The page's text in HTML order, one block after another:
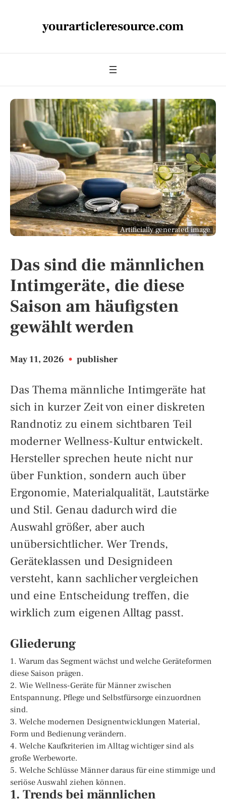
yourarticleresource.com
Artificially generated image
Das sind die männlichen
Intimgeräte, die diese
Saison am häufigsten
gewählt werden
May 11, 2026 • publisher
Das Thema männliche Intimgeräte hat
sich in kurzer Zeit von einer diskreten
Randnotiz zu einem sichtbaren Teil
moderner Wellness-Kultur entwickelt.
Hersteller sprechen heute nicht nur
über Funktion, sondern auch über
Ergonomie, Materialqualität, Lautstärke
und Stil. Genau dadurch wird die
Auswahl größer, aber auch
unübersichtlicher. Wer Trends,
Geräteklassen und Designideen
versteht, kann sachlicher vergleichen
und eine Entscheidung treffen, die
wirklich zum eigenen Alltag passt.
Gliederung
1. Warum das Segment wächst und welche Geräteformen
diese Saison prägen.
2. Wie Wellness-Geräte für Männer zwischen
Entspannung, Pflege und Selbstfürsorge einzuordnen
sind.
3. Welche modernen Designentwicklungen Material,
Form und Bedienung verändern.
4. Welche Kaufkriterien im Alltag wichtiger sind als
große Werbeworte.
5. Welche Schlüsse Männer daraus für eine stimmige und
seriöse Auswahl ziehen können.
1. Trends bei männlichen